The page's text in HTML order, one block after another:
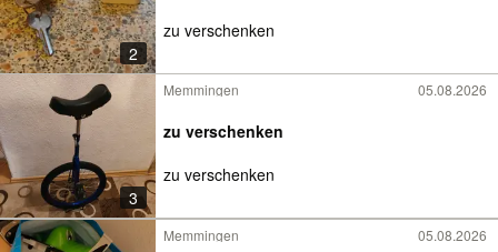
2
zu verschenken
3
Memmingen 05.08.2026
zu verschenken
zu verschenken
Memmingen 05.08.2026